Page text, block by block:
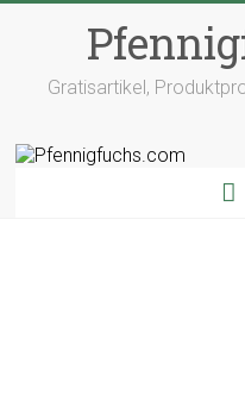
Gratisartikel,